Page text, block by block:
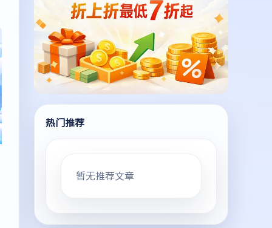
热门推荐
暂无推荐文章